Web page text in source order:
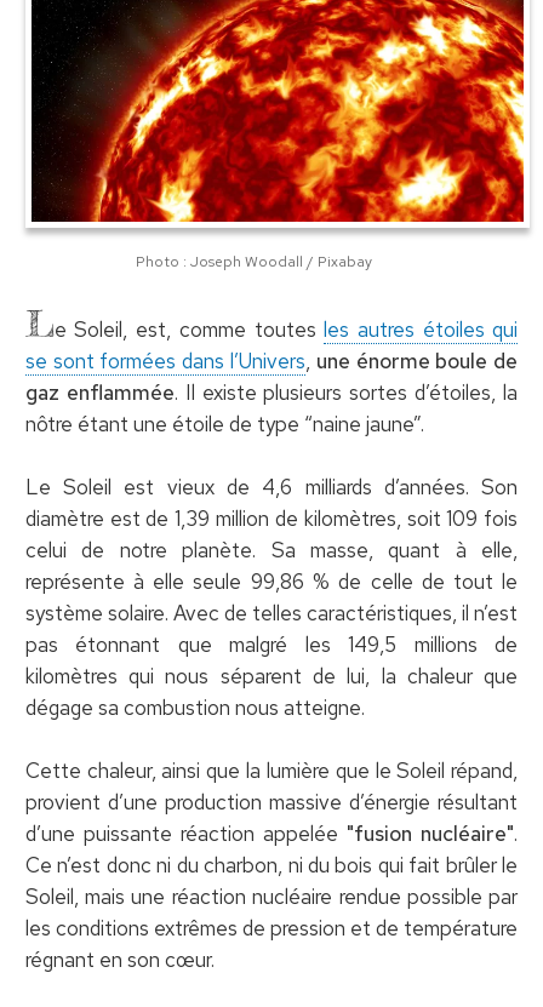
Photo : Joseph Woodall / Pixabay
Le Soleil, est, comme toutesles autres étoiles qui
se sont formées dans l’Univers, une énorme boule de
gaz enflammée. Il existe plusieurs sortes d’étoiles, la
nôtre étant une étoile de type “naine jaune”.
Le Soleil est vieux de 4,6 milliards d’années. Son
diamètre est de 1,39 million de kilomètres, soit 109 fois
celui de notre planète. Sa masse, quant à elle,
représente à elle seule 99,86 % de celle de tout le
système solaire. Avec de telles caractéristiques, il n’est
pas étonnant que malgré les 149,5 millions de
kilomètres qui nous séparent de lui, la chaleur que
dégage sa combustion nous atteigne.
Cette chaleur, ainsi que la lumière que le Soleil répand,
provient d’une production massive d’énergie résultant
d’une puissante réaction appelée "fusion nucléaire".
Ce n’est donc ni du charbon, ni du bois qui fait brûler le
Soleil, mais une réaction nucléaire rendue possible par
les conditions extrêmes de pression et de température
régnant en son cœur.